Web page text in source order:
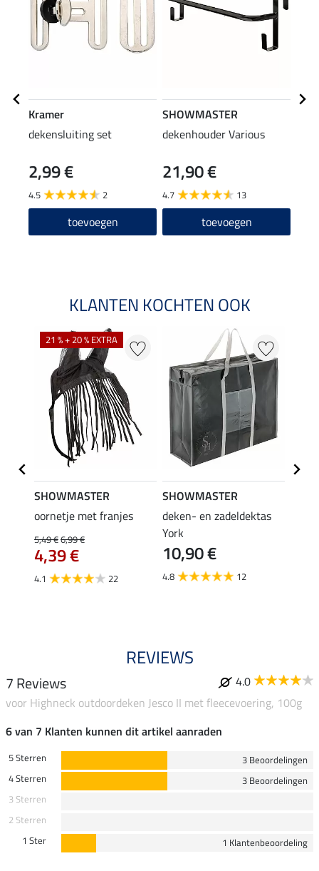
Kramer
dekensluiting set
2,99 €
4.5 2
toevoegen
SHOWMASTER
dekenhouder Various
21,90 €
4.7 13
toevoegen
KLANTEN KOCHTEN OOK
21 % + 20 % EXTRA
SHOWMASTER
oornetje met franjes
5,49 €6,99 €
4,39 €
4.1 22
SHOWMASTER
deken- en zadeldektas
York
10,90 €
4.8 12
REVIEWS
7 Reviews
4.0
voor Highneck outdoordeken Jesco II met fleecevoering, 100g
6 van 7 Klanten kunnen dit artikel aanraden
5 Sterren
3 Beoordelingen
4 Sterren
3 Beoordelingen
3 Sterren
2 Sterren
1 Ster
1 Klantenbeoordeling